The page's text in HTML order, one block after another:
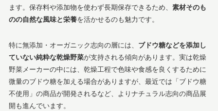
ます​。保存料や添加物を使わず長期保存できるため、 素材そのも
のの自然な風味と栄養を活かせるのも魅力です。
特に無添加・オーガニック志向の層には、 ブドウ糖などを添加し
ていない純粋な乾燥野菜が支持される傾向があります​。実は乾燥
野菜メーカーの中には、乾燥工程で色味や食感を良くするために
微量のブドウ糖を加える場合がありますが、最近では「ブドウ糖
不使用」の商品が開発されるなど、よりナチュラル志向の商品展
開も進んでいます​。